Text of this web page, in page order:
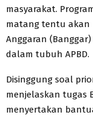
masyarakat.
matang tentu akan
Anggaran
dalam tubuh APBD.
Disinggung soal
menjelaskan tugas
menyertakan